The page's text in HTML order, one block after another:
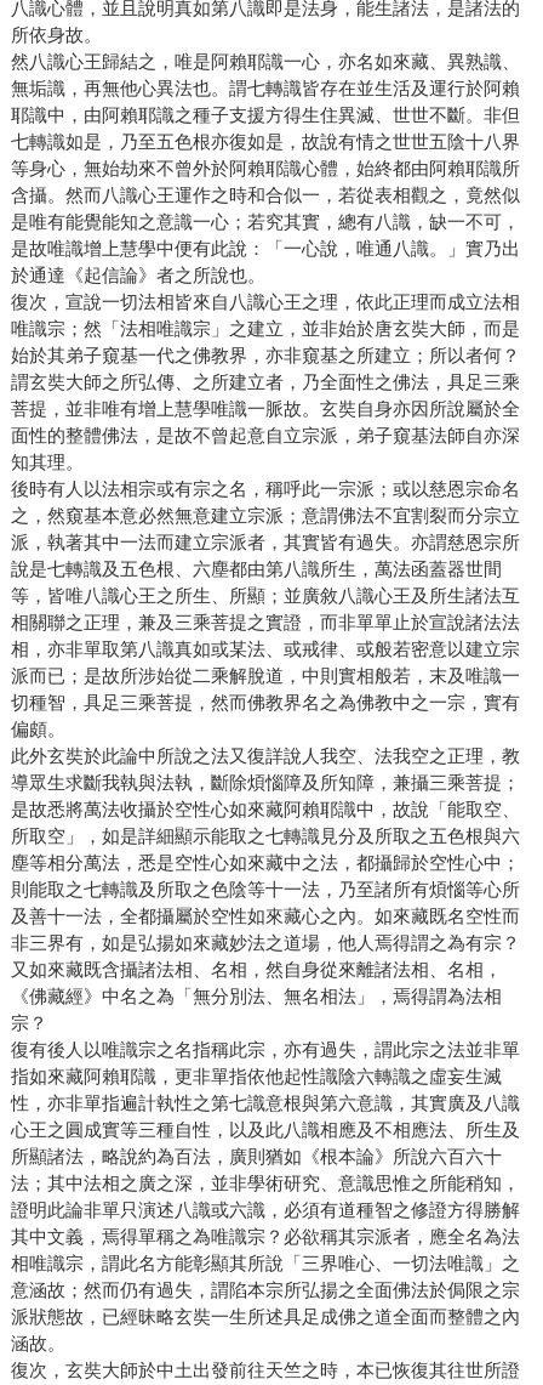
八識心體，並且說明真如第八識即是法身，能生諸法，是諸法的
所依身故。
然八識心王歸結之，唯是阿賴耶識一心，亦名如來藏、異熟識、
無垢識，再無他心異法也。謂七轉識皆存在並生活及運行於阿賴
耶識中，由阿賴耶識之種子支援方得生住異滅、世世不斷。非但
七轉識如是，乃至五色根亦復如是，故說有情之世世五陰十八界
等身心，無始劫來不曾外於阿賴耶識心體，始終都由阿賴耶識所
含攝。然而八識心王運作之時和合似一，若從表相觀之，竟然似
是唯有能覺能知之意識一心；若究其實，總有八識，缺一不可，
是故唯識增上慧學中便有此說：「一心說，唯通八識。」實乃出
於通達《起信論》者之所說也。
復次，宣說一切法相皆來自八識心王之理，依此正理而成立法相
唯識宗；然「法相唯識宗」之建立，並非始於唐玄奘大師，而是
始於其弟子窺基一代之佛教界，亦非窺基之所建立；所以者何？
謂玄奘大師之所弘傳、之所建立者，乃全面性之佛法，具足三乘
菩提，並非唯有增上慧學唯識一脈故。玄奘自身亦因所說屬於全
面性的整體佛法，是故不曾起意自立宗派，弟子窺基法師自亦深
知其理。
後時有人以法相宗或有宗之名，稱呼此一宗派；或以慈恩宗命名
之，然窺基本意必然無意建立宗派；意謂佛法不宜割裂而分宗立
派，執著其中一法而建立宗派者，其實皆有過失。亦謂慈恩宗所
說是七轉識及五色根、六塵都由第八識所生，萬法函蓋器世間
等，皆唯八識心王之所生、所顯；並廣敘八識心王及所生諸法互
相關聯之正理，兼及三乘菩提之實證，而非單單止於宣說諸法法
相，亦非單取第八識真如或某法、或戒律、或般若密意以建立宗
派而已；是故所涉始從二乘解脫道，中則實相般若，末及唯識一
切種智，具足三乘菩提，然而佛教界名之為佛教中之一宗，實有
偏頗。
此外玄奘於此論中所說之法又復詳說人我空、法我空之正理，教
導眾生求斷我執與法執，斷除煩惱障及所知障，兼攝三乘菩提；
是故悉將萬法收攝於空性心如來藏阿賴耶識中，故說「能取空、
所取空」，如是詳細顯示能取之七轉識見分及所取之五色根與六
塵等相分萬法，悉是空性心如來藏中之法，都攝歸於空性心中；
則能取之七轉識及所取之色陰等十一法，乃至諸所有煩惱等心所
及善十一法，全都攝屬於空性如來藏心之內。如來藏既名空性而
非三界有，如是弘揚如來藏妙法之道場，他人焉得謂之為有宗？
又如來藏既含攝諸法相、名相，然自身從來離諸法相、名相，
《佛藏經》中名之為「無分別法、無名相法」，焉得謂為法相
宗？
復有後人以唯識宗之名指稱此宗，亦有過失，謂此宗之法並非單
指如來藏阿賴耶識，更非單指依他起性識陰六轉識之虛妄生滅
性，亦非單指遍計執性之第七識意根與第六意識，其實廣及八識
心王之圓成實等三種自性，以及此八識相應及不相應法、所生及
所顯諸法，略說約為百法，廣則猶如《根本論》所說六百六十
法；其中法相之廣之深，並非學術研究、意識思惟之所能稍知，
證明此論非單只演述八識或六識，必須有道種智之修證方得勝解
其中文義，焉得單稱之為唯識宗？必欲稱其宗派者，應全名為法
相唯識宗，謂此名方能彰顯其所說「三界唯心、一切法唯識」之
意涵故；然而仍有過失，謂陷本宗所弘揚之全面佛法於侷限之宗
派狀態故，已經昧略玄奘一生所述具足成佛之道全面而整體之內
涵故。
復次，玄奘大師於中土出發前往天竺之時，本已恢復其往世所證